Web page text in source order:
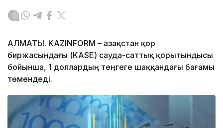
АЛМАТЫ. KAZINFORM – Қазақстан қор
биржасындағы (KASE) сауда-саттық қорытындысы
бойынша, 1 доллардың теңгеге шаққандағы бағамы
төмендеді.